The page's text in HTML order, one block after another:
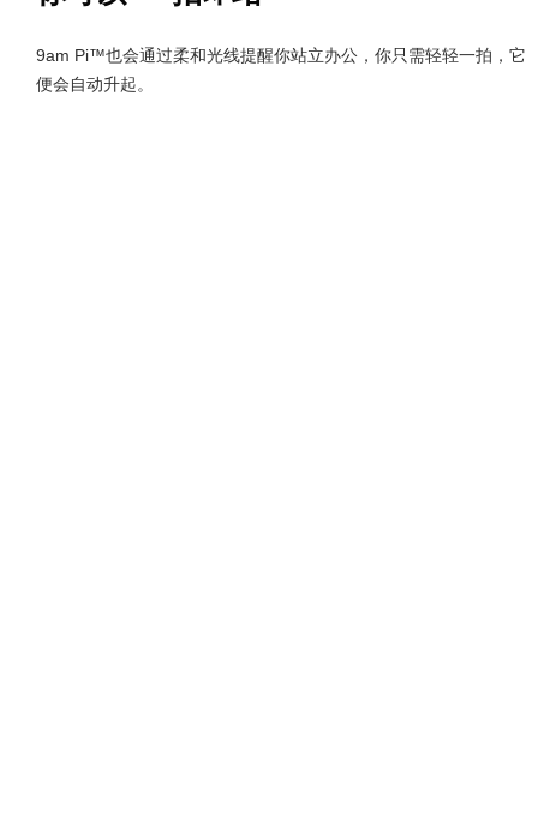
9am Pi™也会通过柔和光线提醒你站立办公，你只需轻轻一拍，它
便会自动升起。